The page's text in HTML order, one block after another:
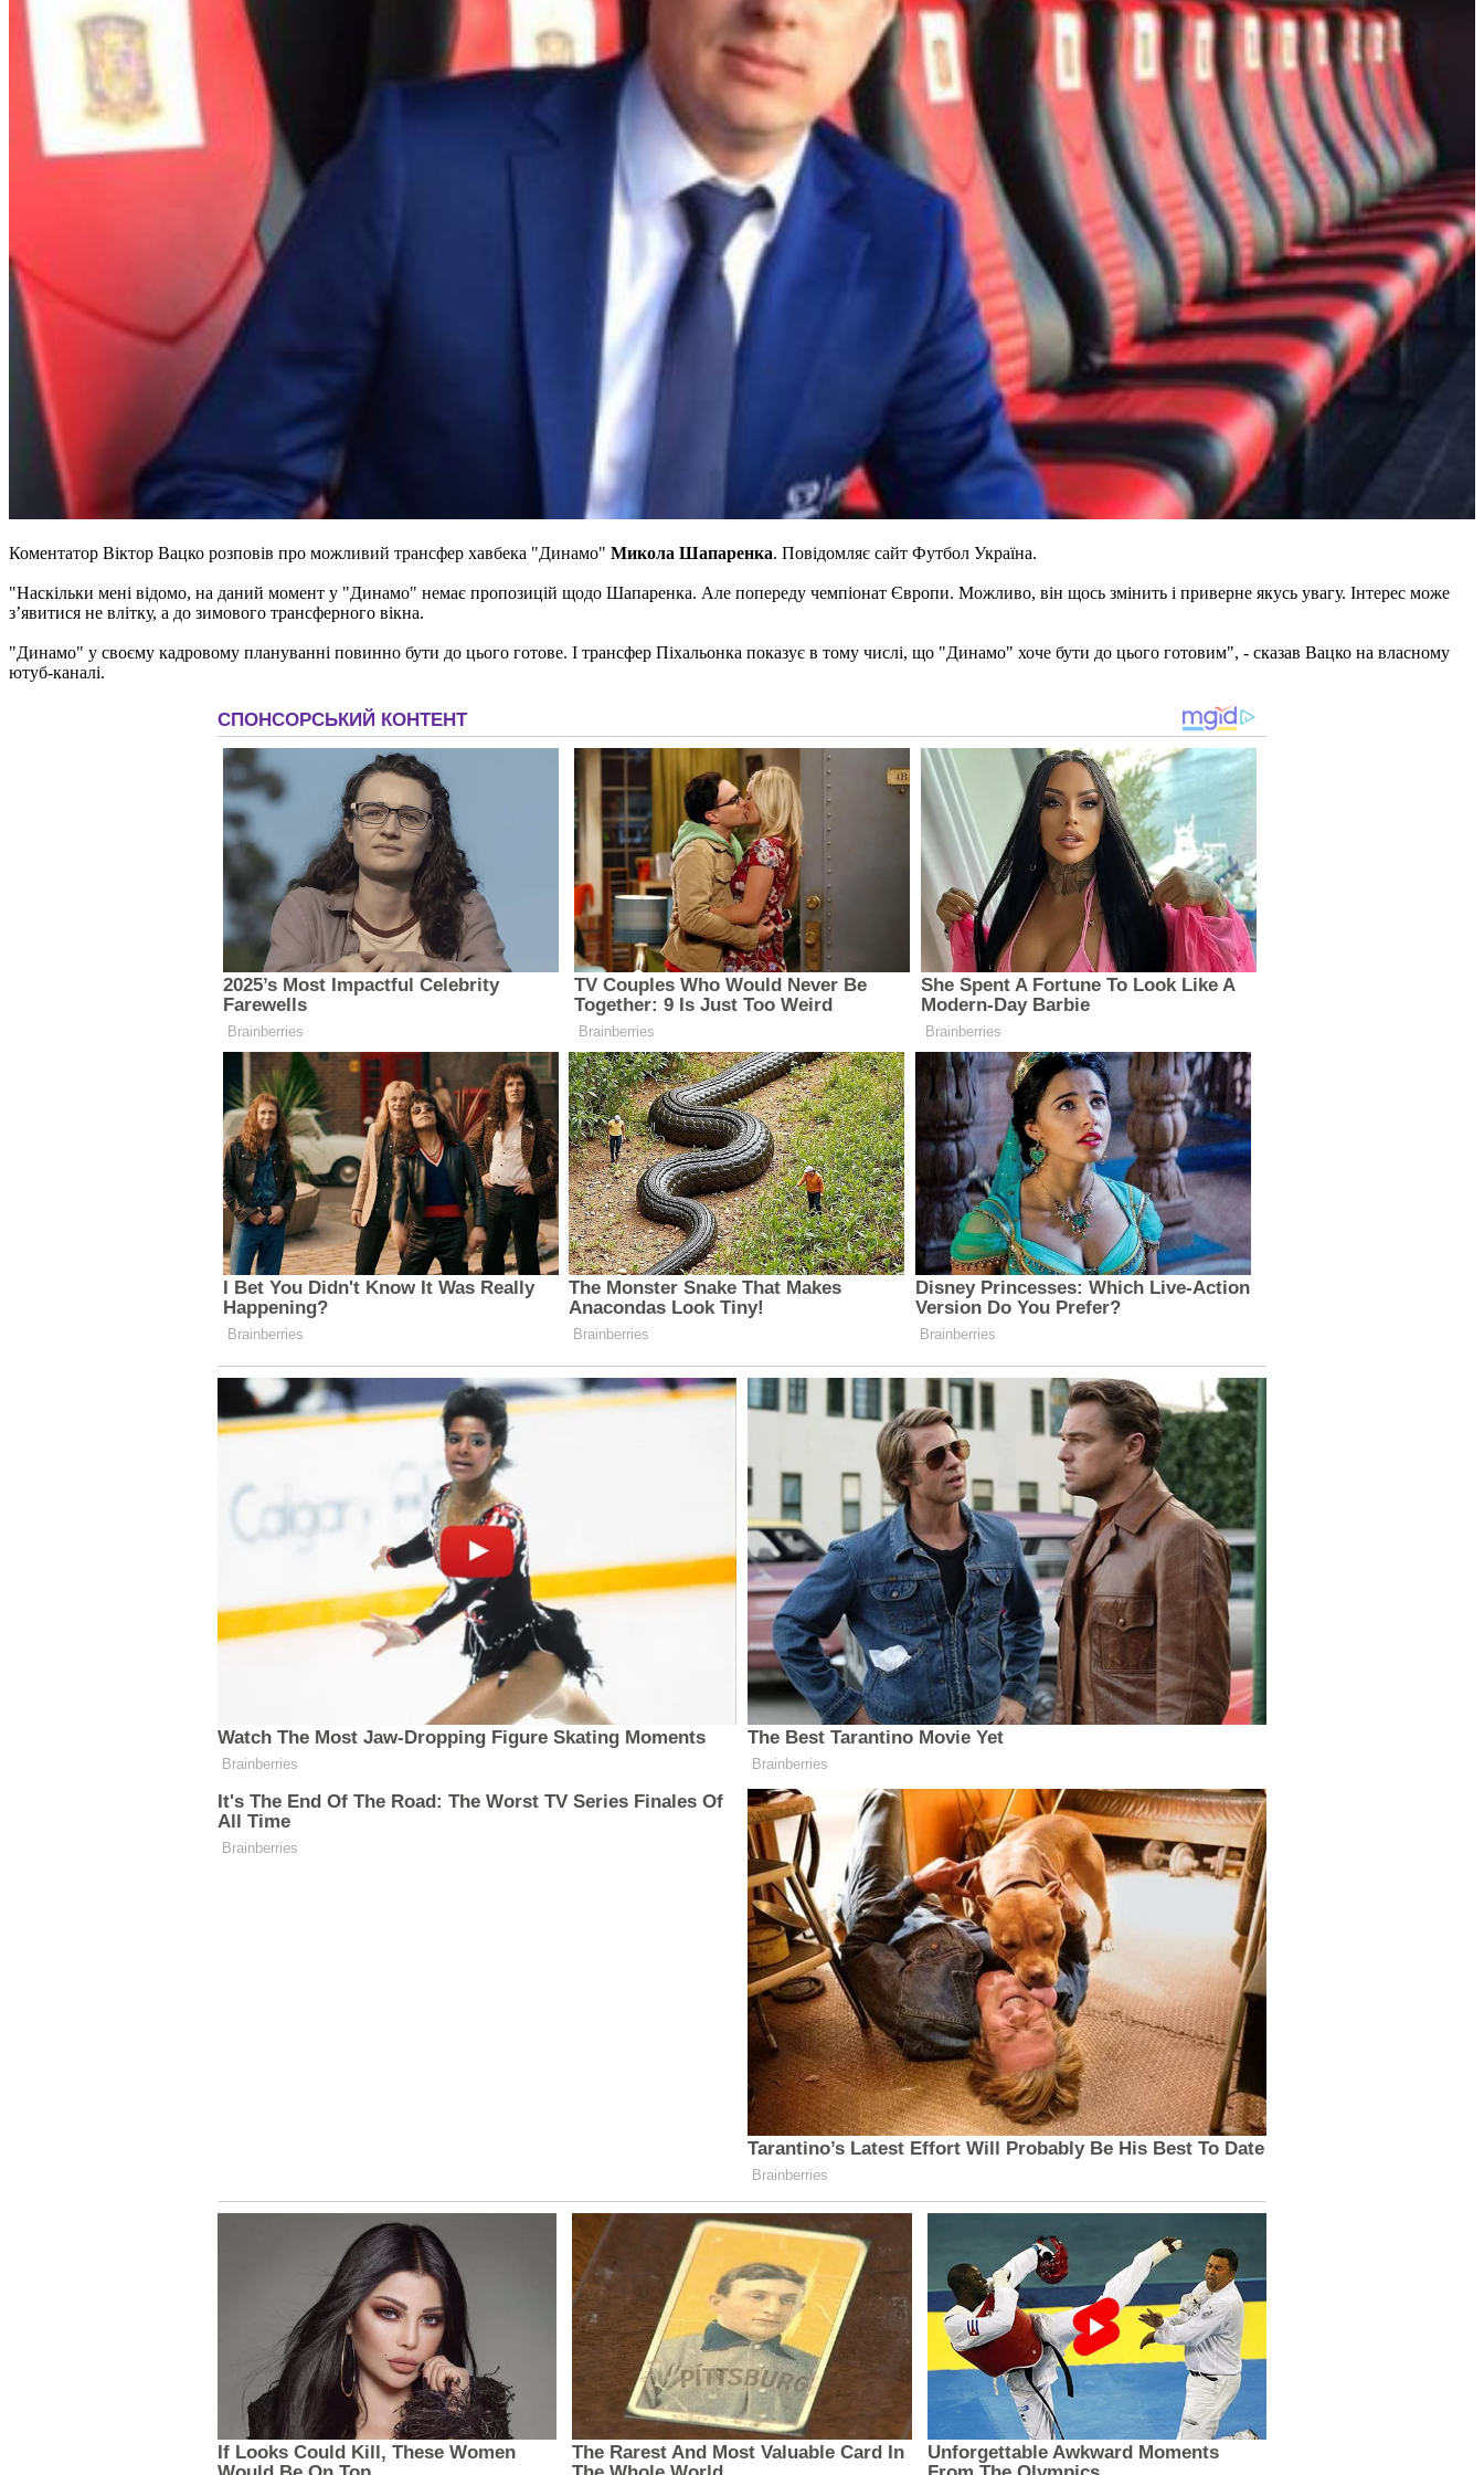
Коментатор Віктор Вацко розповів про можливий трансфер хавбека "Динамо" Микола Шапаренка. Повідомляє сайт Футбол Україна.
"Наскільки мені відомо, на даний момент у "Динамо" немає пропозицій щодо Шапаренка. Але попереду чемпіонат Європи. Можливо, він щось змінить і приверне якусь увагу. Інтерес може
з’явитися не влітку, а до зимового трансферного вікна.
"Динамо" у своєму кадровому плануванні повинно бути до цього готове. І трансфер Піхальонка показує в тому числі, що "Динамо" хоче бути до цього готовим", - сказав Вацко на власному
ютуб-каналі.